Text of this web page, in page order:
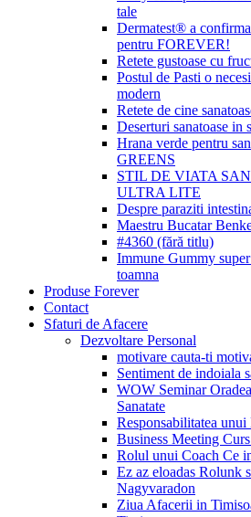
tale
Dermatest® a
pentru FOREVER!
Retete gustoase cu
Postul de Pasti o
modern
Retete de cine
Deserturi sanatoase in
Hrana verde pentru
GREENS
STIL DE VIATA
ULTRA LITE
Despre paraziti
Maestru Bucatar
#4360 (fără titlu)
Immune Gummy
toamna
Produse Forever
Contact
Sfaturi de Afacere
Dezvoltare Personal
motivare cauta-ti
Sentiment de indoiala
WOW Seminar
Sanatate
Responsabilitatea
Business Meeting
Rolul unui Coach Ce
Ez az eloadas Rolunk
Nagyvaradon
Ziua Afacerii in